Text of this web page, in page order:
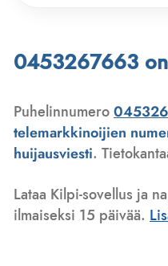
0453267663
Puhelinnumero
telemarkkinoijien
huijausviesti.
Lataa Kilpi-sovellus ja
ilmaiseksi 15 päivää.